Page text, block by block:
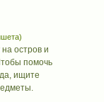
остров и
помочь
ищите